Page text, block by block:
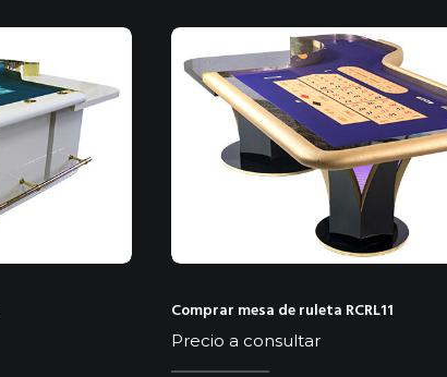
Comprar mesa de ruleta RCRL11
Precio a consultar